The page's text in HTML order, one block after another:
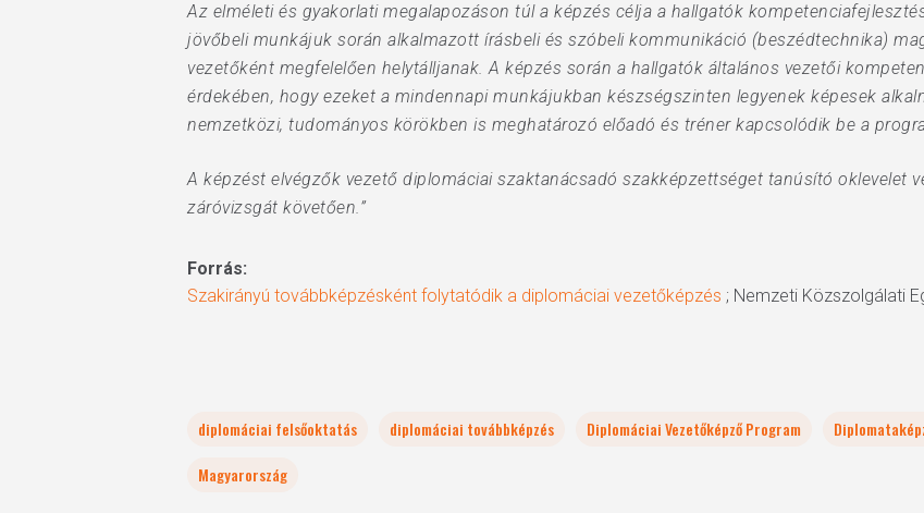
Az elméleti és gyakorlati megalapozáson túl a képzés célja a hallgatók
jövőbeli munkájuk során alkalmazott írásbeli és szóbeli kommunikáció (beszédtechnika)
vezetőként megfelelően helytálljanak. A képzés során a hallgatók általános vezetői
érdekében, hogy ezeket a mindennapi munkájukban készségszinten legyenek képesek
nemzetközi, tudományos körökben is meghatározó előadó és tréner kapcsolódik be a
A képzést elvégzők vezető diplomáciai szaktanácsadó szakképzettséget tanúsító oklevelet
záróvizsgát követően.”
Forrás:
Szakirányú továbbképzésként folytatódik a diplomáciai vezetőképzés ; Nemzeti Közszolgálati
diplomáciai felsőoktatás diplomáciai továbbképzés Diplomáciai Vezetőképző Program
Magyarország